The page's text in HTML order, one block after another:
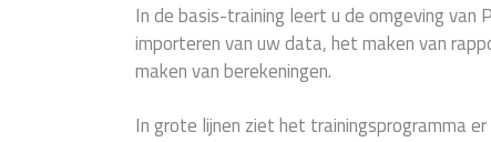
In de basis-training leert u de omgeving van
importeren van uw data, het maken van
maken van berekeningen.
In grote lijnen ziet het trainingsprogramma